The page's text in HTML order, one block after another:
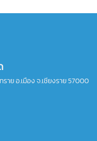
ราย อ.เมือง จ.เชียงราย 57000